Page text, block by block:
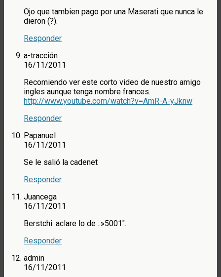
Ojo que tambien pago por una Maserati que nunca le
dieron (?).
Responder
a-tracción
16/11/2011
Recomiendo ver este corto video de nuestro amigo
ingles aunque tenga nombre frances.
http://www.youtube.com/watch?v=AmR-A-yJknw
Responder
Papanuel
16/11/2011
Se le salió la cadenet
Responder
Juancega
16/11/2011
Berstchi: aclare lo de ..»5001″..
Responder
admin
16/11/2011